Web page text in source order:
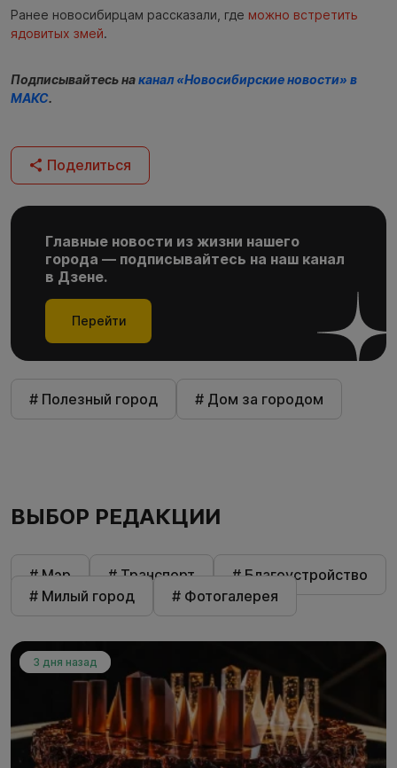
Ранее новосибирцам рассказали, где можно встретить
ядовитых змей.
Подписывайтесь наканал «Новосибирские новости» в
МАКС.
Поделиться
Главные новости из жизни нашего
города — подписывайтесь на наш канал
в Дзене.
Перейти
# Полезный город # Дом за городом
ВЫБОР РЕДАКЦИИ
# Мэр # Транспорт
# Благоустройство
# Милый город
# Фотогалерея
3 дня назад